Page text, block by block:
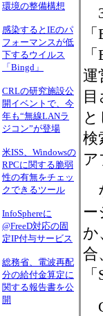
環境の整備構想
感染するとIEのパ
フォーマンスが低
下するウイルス
「Bingd」
CRLの研究施設公
開イベントで、今
年も“無線LANラ
ジコン”が登場
米ISS、Windowsの
RPCに関する脆弱
性の有無をチェッ
クできるツール
InfoSphereに
@FreeD対応の固
定IP付与サービス
総務省、電波再配
分の給付金算定に
関する報告書を公
開
運
検
ア
か
合